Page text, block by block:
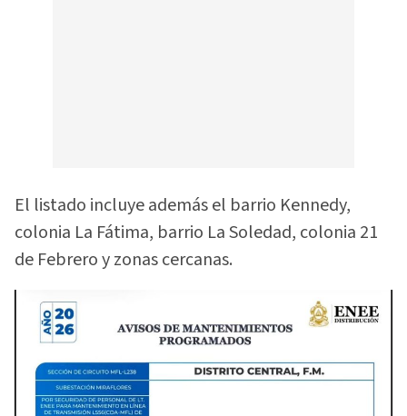
El listado incluye además el barrio Kennedy,
colonia La Fátima, barrio La Soledad, colonia 21
de Febrero y zonas cercanas.